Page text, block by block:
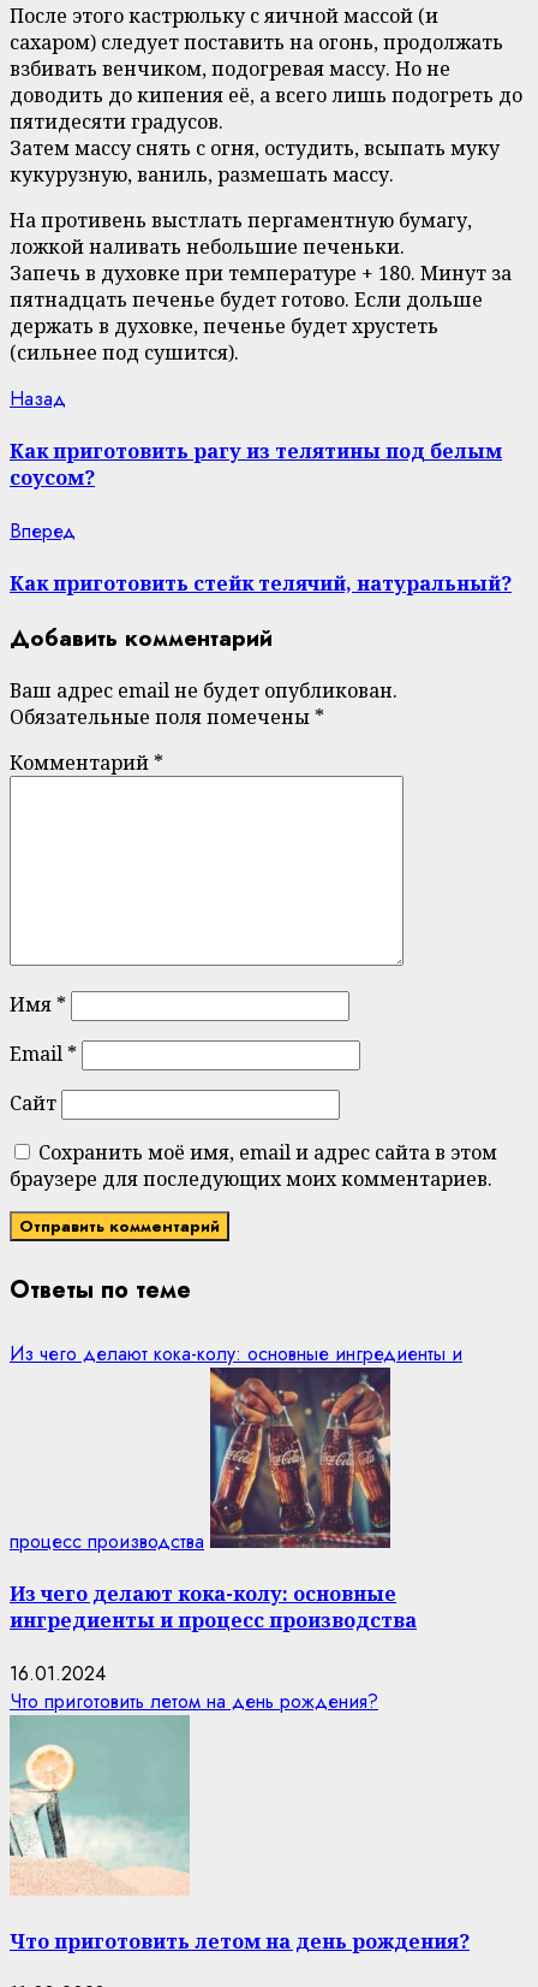
После этого кастрюльку с яичной массой (и
сахаром) следует поставить на огонь, продолжать
взбивать венчиком, подогревая массу. Но не
доводить до кипения её, а всего лишь подогреть до
пятидесяти градусов.
Затем массу снять с огня, остудить, всыпать муку
кукурузную, ваниль, размешать массу.
На противень выстлать пергаментную бумагу,
ложкой наливать небольшие печеньки.
Запечь в духовке при температуре + 180. Минут за
пятнадцать печенье будет готово. Если дольше
держать в духовке, печенье будет хрустеть
(сильнее под сушится).
Continue
Reading
Назад
Как приготовить рагу из телятины под белым
соусом?
Вперед
Как приготовить стейк телячий, натуральный?
Добавить комментарий
Ваш адрес email не будет опубликован.
Обязательные поля помечены *
Комментарий *
Имя *
Email *
Сайт
Сохранить моё имя, email и адрес сайта в этом
браузере для последующих моих комментариев.
Ответы по теме
Из чего делают кока-колу: основные ингредиенты и
процесс производства
Из чего делают кока-колу: основные
ингредиенты и процесс производства
16.01.2024
Что приготовить летом на день рождения?
Что приготовить летом на день рождения?